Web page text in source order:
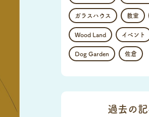
ガラスハウス 教室
Wood Land イベント
Dog Garden 佐倉
過去の